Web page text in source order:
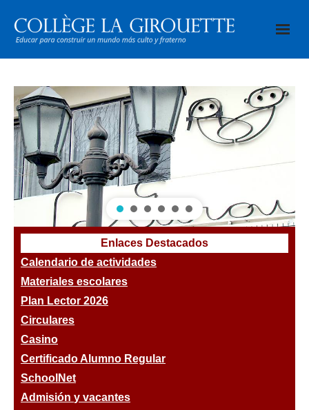
contenido
Enlaces Destacados
Calendario de actividades
Materiales escolares
Plan Lector 2026
Circulares
Casino
Certificado Alumno Regular
SchoolNet
Admisión y vacantes